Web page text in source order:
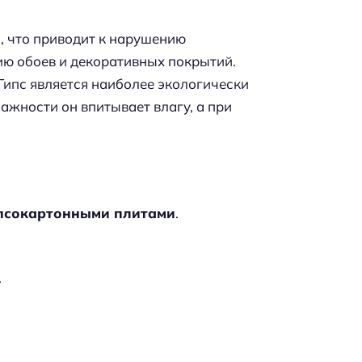
что приводит к нарушению
обоев и декоративных покрытий.
является наиболее экологически
он впитывает влагу, а при
плитами.